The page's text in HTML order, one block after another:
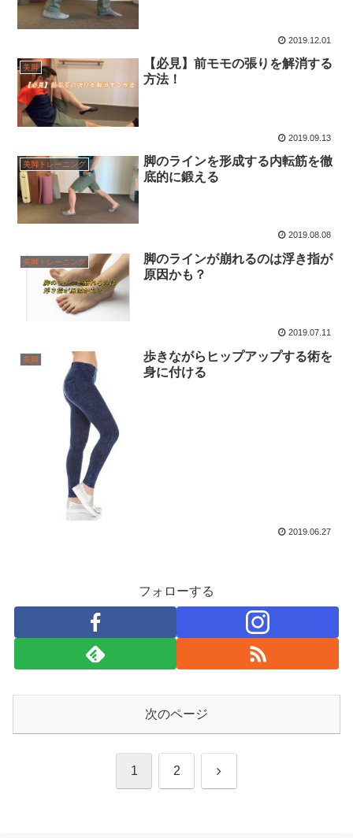
2019.12.01
美脚
【必見】前モモの張りを解消する
方法！
2019.09.13
美脚トレーニング
脚のラインを形成する内転筋を徹
底的に鍛える
2019.08.08
美脚トレーニング
脚のラインが崩れるのは浮き指が
原因かも？
2019.07.11
美脚
歩きながらヒップアップする術を
身に付ける
2019.06.27
フォローする
次のページ
1 2 次